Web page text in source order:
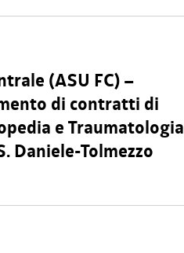
(ASU FC) –
di contratti di
e Traumatologia
Daniele-Tolmezzo